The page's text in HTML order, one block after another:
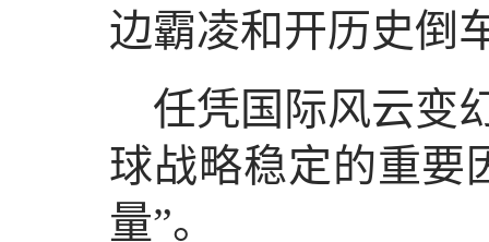
边霸凌和开历史倒
任凭国际风云变
球战略稳定的重要
量”。